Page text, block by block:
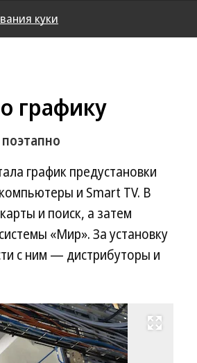
куки
графику
график предустановки
и Smart TV. В
и поиск, а затем
«Мир». За установку
с ним — дистрибуторы и
Развернуть на весь экран